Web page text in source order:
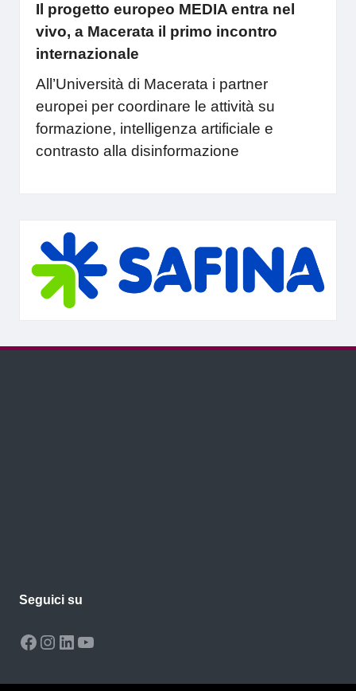
Il progetto europeo MEDIA entra nel
vivo, a Macerata il primo incontro
internazionale
All’Università di Macerata i partner
europei per coordinare le attività su
formazione, intelligenza artificiale e
contrasto alla disinformazione
Seguici su
Facebook
Instagram
LinkedIn
YouTube